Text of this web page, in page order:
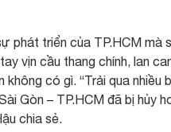
phát triển của TP.HCM mà
vịn cầu thang chính, lan
có gì. “Trải qua nhiều
Gòn – TP.HCM đã bị hủy
chia sẻ.